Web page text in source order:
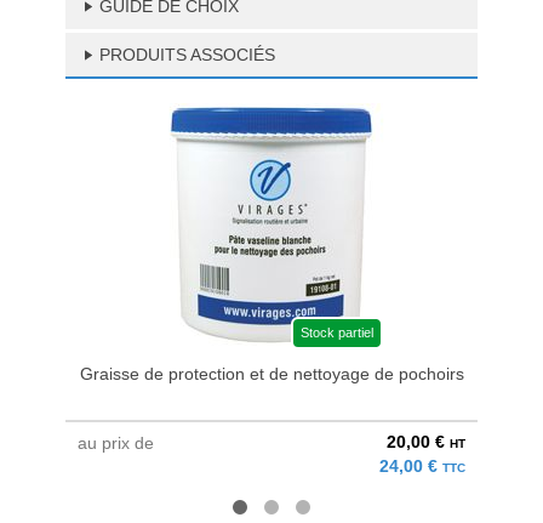
GUIDE DE CHOIX
PRODUITS ASSOCIÉS
Stock partiel
Graisse de protection et de nettoyage de pochoirs
au prix de 20,00 € HT
24,00 € TTC